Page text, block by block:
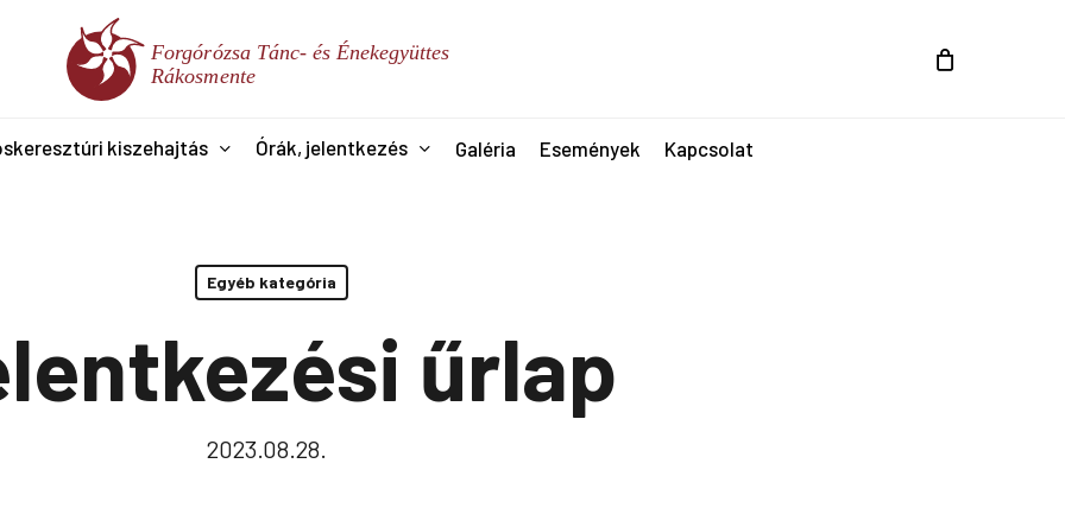
kiszehajtás Órák, jelentkezés Galéria Események Kapcsolat
Egyéb kategória
űrlap
2023.08.28.